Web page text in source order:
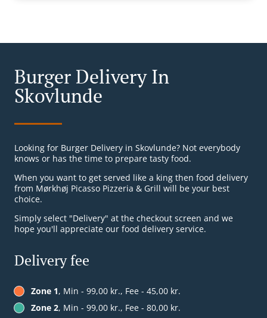
Burger Delivery In
Skovlunde
Looking for Burger Delivery in Skovlunde? Not everybody
knows or has the time to prepare tasty food.
When you want to get served like a king then food delivery
from Mørkhøj Picasso Pizzeria & Grill will be your best
choice.
Simply select "Delivery" at the checkout screen and we
hope you'll appreciate our food delivery service.
Delivery fee
Zone 1, Min - 99,00 kr., Fee - 45,00 kr.
Zone 2, Min - 99,00 kr., Fee - 80,00 kr.